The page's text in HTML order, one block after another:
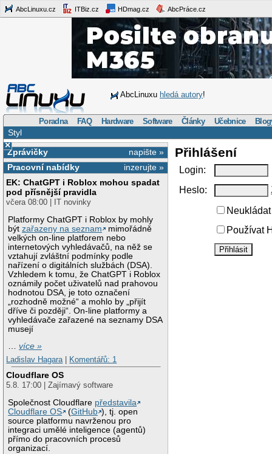
AbcLinuxu.cz ITBiz.cz HDmag.cz AbcPráce.cz
AbcLinuxu hledá autory!
Poradna FAQ Hardware Software Články Učebnice
Styl
×
napište »
Zprávičky
inzerujte »
Pracovní nabídky
EK: ChatGPT i Roblox mohou spadat
pod přísnější pravidla
včera 08:00 | IT novinky
Platformy ChatGPT i Roblox by mohly
býtzařazeny na seznam
mimořádně
velkých on-line platforem nebo
internetových vyhledávačů, na něž se
vztahují zvláštní podmínky podle
nařízení o digitálních službách (DSA).
Vzhledem k tomu, že ChatGPT i Roblox
oznámily počet uživatelů nad prahovou
hodnotou DSA, je toto označení
„rozhodně možné“ a mohlo by „přijít
dříve či později“. On-line platformy a
vyhledávače zařazené na seznamy DSA
musejí
…více »
Ladislav Hagara
Komentářů: 1
Cloudflare OS
5.8. 17:00 | Zajímavý software
Společnost Cloudflare představila
Cloudflare OS
(GitHub ), tj. open
source platformu navrženou pro
integraci umělé inteligence (agentů)
přímo do pracovních procesů
organizací.
Přihlášení
Login:
Heslo:
Používat